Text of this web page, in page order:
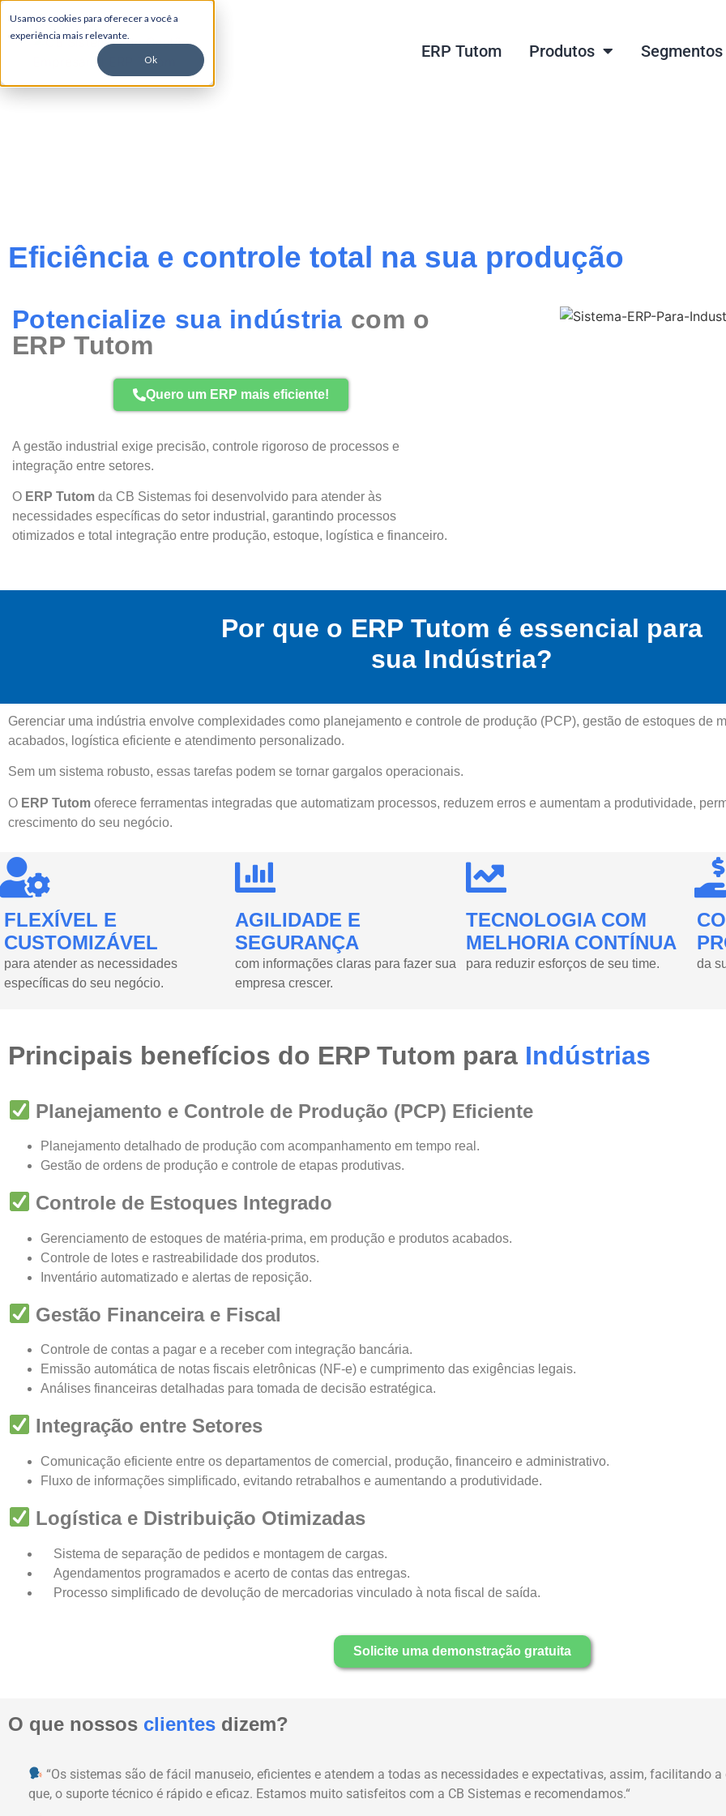
Usamos cookies para oferecer a você a
experiência mais relevante.
Ok ERP Tutom Produtos Segmentos
Eficiência e controle total na sua produção
Potencialize sua indústria com o
ERP Tutom
Quero um ERP mais eficiente!
A gestão industrial exige precisão, controle rigoroso de processos e
integração entre setores.
O ERP Tutom da CB Sistemas foi desenvolvido para atender às
necessidades específicas do setor industrial, garantindo processos
otimizados e total integração entre produção, estoque, logística e financeiro.
Por que o ERP Tutom é essencial para
sua Indústria?
Gerenciar uma indústria envolve complexidades como planejamento e controle de produção (PCP), gestão de estoques de
acabados, logística eficiente e atendimento personalizado.
Sem um sistema robusto, essas tarefas podem se tornar gargalos operacionais.
O ERP Tutom oferece ferramentas integradas que automatizam processos, reduzem erros e aumentam a produtividade,
crescimento do seu negócio.
FLEXÍVEL E
CUSTOMIZÁVEL
para atender as necessidades
específicas do seu negócio.
AGILIDADE E
SEGURANÇA
com informações claras para fazer sua
empresa crescer.
TECNOLOGIA COM
MELHORIA CONTÍNUA
para reduzir esforços de seu time. da
Principais benefícios do ERP Tutom para Indústrias
Planejamento e Controle de Produção (PCP) Eficiente
Planejamento detalhado de produção com acompanhamento em tempo real.
Gestão de ordens de produção e controle de etapas produtivas.
Controle de Estoques Integrado
Gerenciamento de estoques de matéria-prima, em produção e produtos acabados.
Controle de lotes e rastreabilidade dos produtos.
Inventário automatizado e alertas de reposição.
Gestão Financeira e Fiscal
Controle de contas a pagar e a receber com integração bancária.
Emissão automática de notas fiscais eletrônicas (NF-e) e cumprimento das exigências legais.
Análises financeiras detalhadas para tomada de decisão estratégica.
Integração entre Setores
Comunicação eficiente entre os departamentos de comercial, produção, financeiro e administrativo.
Fluxo de informações simplificado, evitando retrabalhos e aumentando a produtividade.
Logística e Distribuição Otimizadas
Sistema de separação de pedidos e montagem de cargas.
Agendamentos programados e acerto de contas das entregas.
Processo simplificado de devolução de mercadorias vinculado à nota fiscal de saída.
Solicite uma demonstração gratuita
O que nossos clientes dizem?
“Os sistemas são de fácil manuseio, eficientes e atendem a todas as necessidades e expectativas, assim, facilitando
que, o suporte técnico é rápido e eficaz. Estamos muito satisfeitos com a CB Sistemas e recomendamos.“